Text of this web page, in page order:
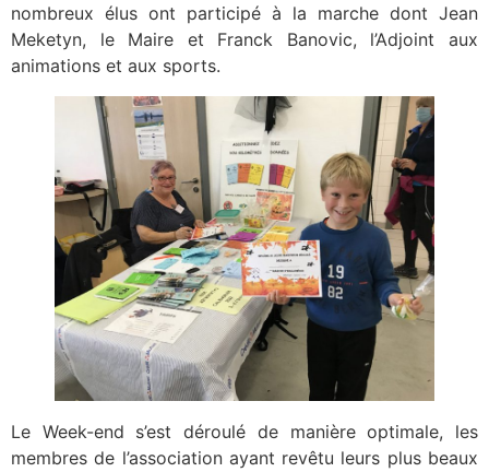
nombreux élus ont participé à la marche dont Jean
Meketyn, le Maire et Franck Banovic, l’Adjoint aux
animations et aux sports.
Le Week-end s’est déroulé de manière optimale, les
membres de l’association ayant revêtu leurs plus beaux